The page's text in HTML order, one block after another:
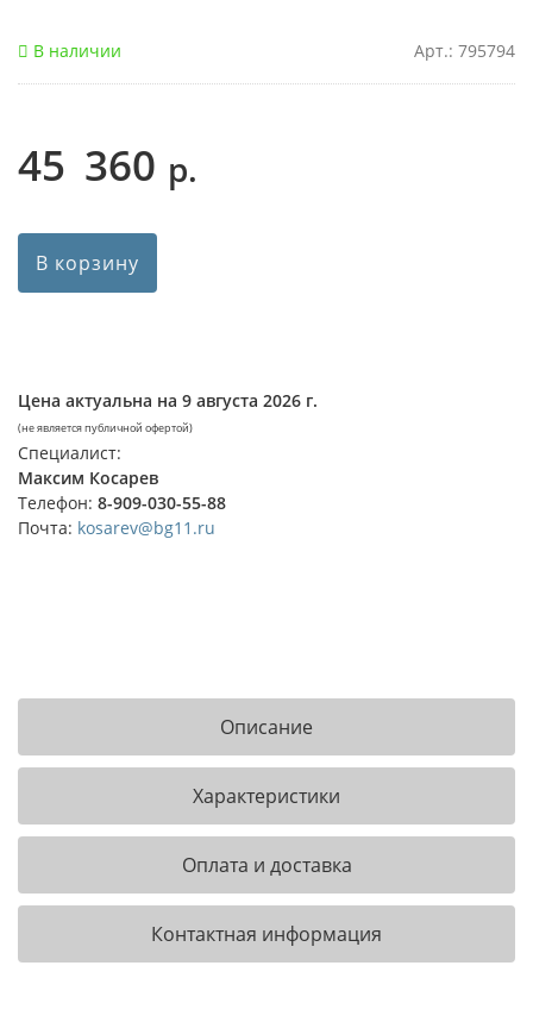
В наличии Арт.: 795794
45 360 р.
В корзину
Цена актуальна на 9 августа 2026 г.
(не является публичной офертой)
Специалист:
Максим Косарев
Телефон: 8-909-030-55-88
Почта: kosarev@bg11.ru
Описание
Характеристики
Оплата и доставка
Контактная информация